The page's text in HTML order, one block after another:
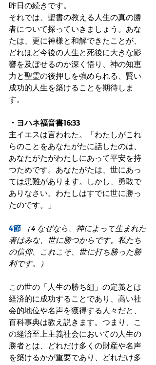
昨日の続きです。
それでは、聖書の教える人生の真の勝
者について探っていきましょう。あな
たは、更に神様と和解できたことが、
どれほど今後の人生と死後に大きな影
響を及ぼせるのか深く悟り、神の知恵
力と聖霊の後押しを強められる、賢い
成功的人生を築けることを期待しま
す。
・ヨハネ福音書16:33
主イエスは言われた。「わたしがこれ
らのことをあなたがたに話したのは、
あなたがたがわたしにあって平安を持
つためです。あなたがたは、世にあっ
ては患難があります。しかし、勇敢で
ありなさい。わたしはすでに世に勝っ
たのです。」
4節
（4 なぜなら、神によって生まれた
者はみな、世に勝つからです。私たち
の信仰、これこそ、世に打ち勝った勝
利です。）
この世の「人生の勝ち組」の定義とは
経済的に成功することであり、高い社
会的地位や名声を獲得する人々だと、
百科事典は教え説きます。つまり、こ
の経済至上主義社会においての人生の
勝者とは、どれだけ多くの財産や名声
を築けるかが重要であり、どれだけ多